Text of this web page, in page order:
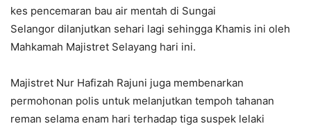
kes pencemaran bau air mentah di Sungai
Selangor dilanjutkan sehari lagi sehingga Khamis ini oleh
Mahkamah Majistret Selayang hari ini.
Majistret Nur Hafizah Rajuni juga membenarkan
permohonan polis untuk melanjutkan tempoh tahanan
reman selama enam hari terhadap tiga suspek lelaki